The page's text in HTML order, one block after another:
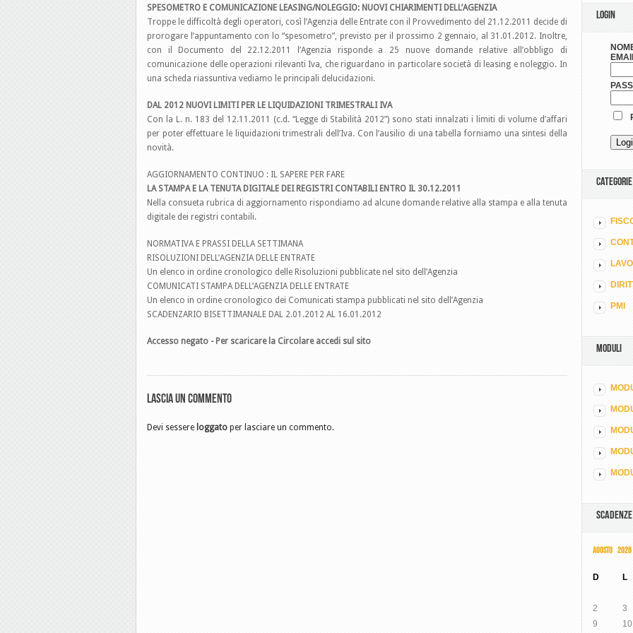
SPESOMETRO E COMUNICAZIONE LEASING/NOLEGGIO: NUOVI CHIARIMENTI DELL’AGENZIA
Troppe le difficoltà degli operatori, così l’Agenzia delle Entrate con il Provvedimento del 21.12.2011 decide di
prorogare l’appuntamento con lo “spesometro”, previsto per il prossimo 2 gennaio, al 31.01.2012. Inoltre,
con il Documento del 22.12.2011 l’Agenzia risponde a 25 nuove domande relative all’obbligo di
comunicazione delle operazioni rilevanti Iva, che riguardano in particolare società di leasing e noleggio. In
una scheda riassuntiva vediamo le principali delucidazioni.
DAL 2012 NUOVI LIMITI PER LE LIQUIDAZIONI TRIMESTRALI IVA
Con la L. n. 183 del 12.11.2011 (c.d. “Legge di Stabilità 2012”) sono stati innalzati i limiti di volume d’affari
per poter effettuare le liquidazioni trimestrali dell’Iva. Con l’ausilio di una tabella forniamo una sintesi della
novità.
AGGIORNAMENTO CONTINUO : IL SAPERE PER FARE
LA STAMPA E LA TENUTA DIGITALE DEI REGISTRI CONTABILI ENTRO IL 30.12.2011
Nella consueta rubrica di aggiornamento rispondiamo ad alcune domande relative alla stampa e alla tenuta
digitale dei registri contabili.
NORMATIVA E PRASSI DELLA SETTIMANA
RISOLUZIONI DELL’AGENZIA DELLE ENTRATE
Un elenco in ordine cronologico delle Risoluzioni pubblicate nel sito dell’Agenzia
COMUNICATI STAMPA DELL’AGENZIA DELLE ENTRATE
Un elenco in ordine cronologico dei Comunicati stampa pubblicati nel sito dell’Agenzia
SCADENZARIO BISETTIMANALE DAL 2.01.2012 AL 16.01.2012
Accesso negato - Per scaricare la Circolare accedi sul sito
Lascia un commento
Devi sessere loggato per lasciare un commento.
LOGIN
CATEGORIE
PMI
MODULI
SCADENZE
AGOSTO 2026
D L
2
3
9
10